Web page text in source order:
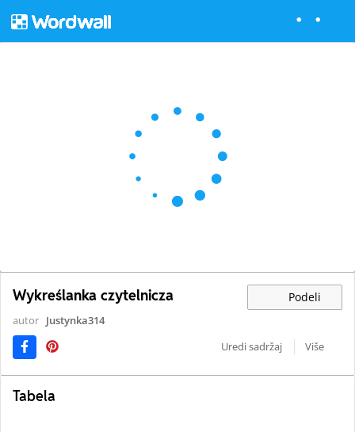
Wykreślanka czytelnicza Podeli
autor Justynka314
Uredi sadržaj
Više
Tabela